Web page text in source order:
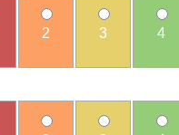
2 3 4